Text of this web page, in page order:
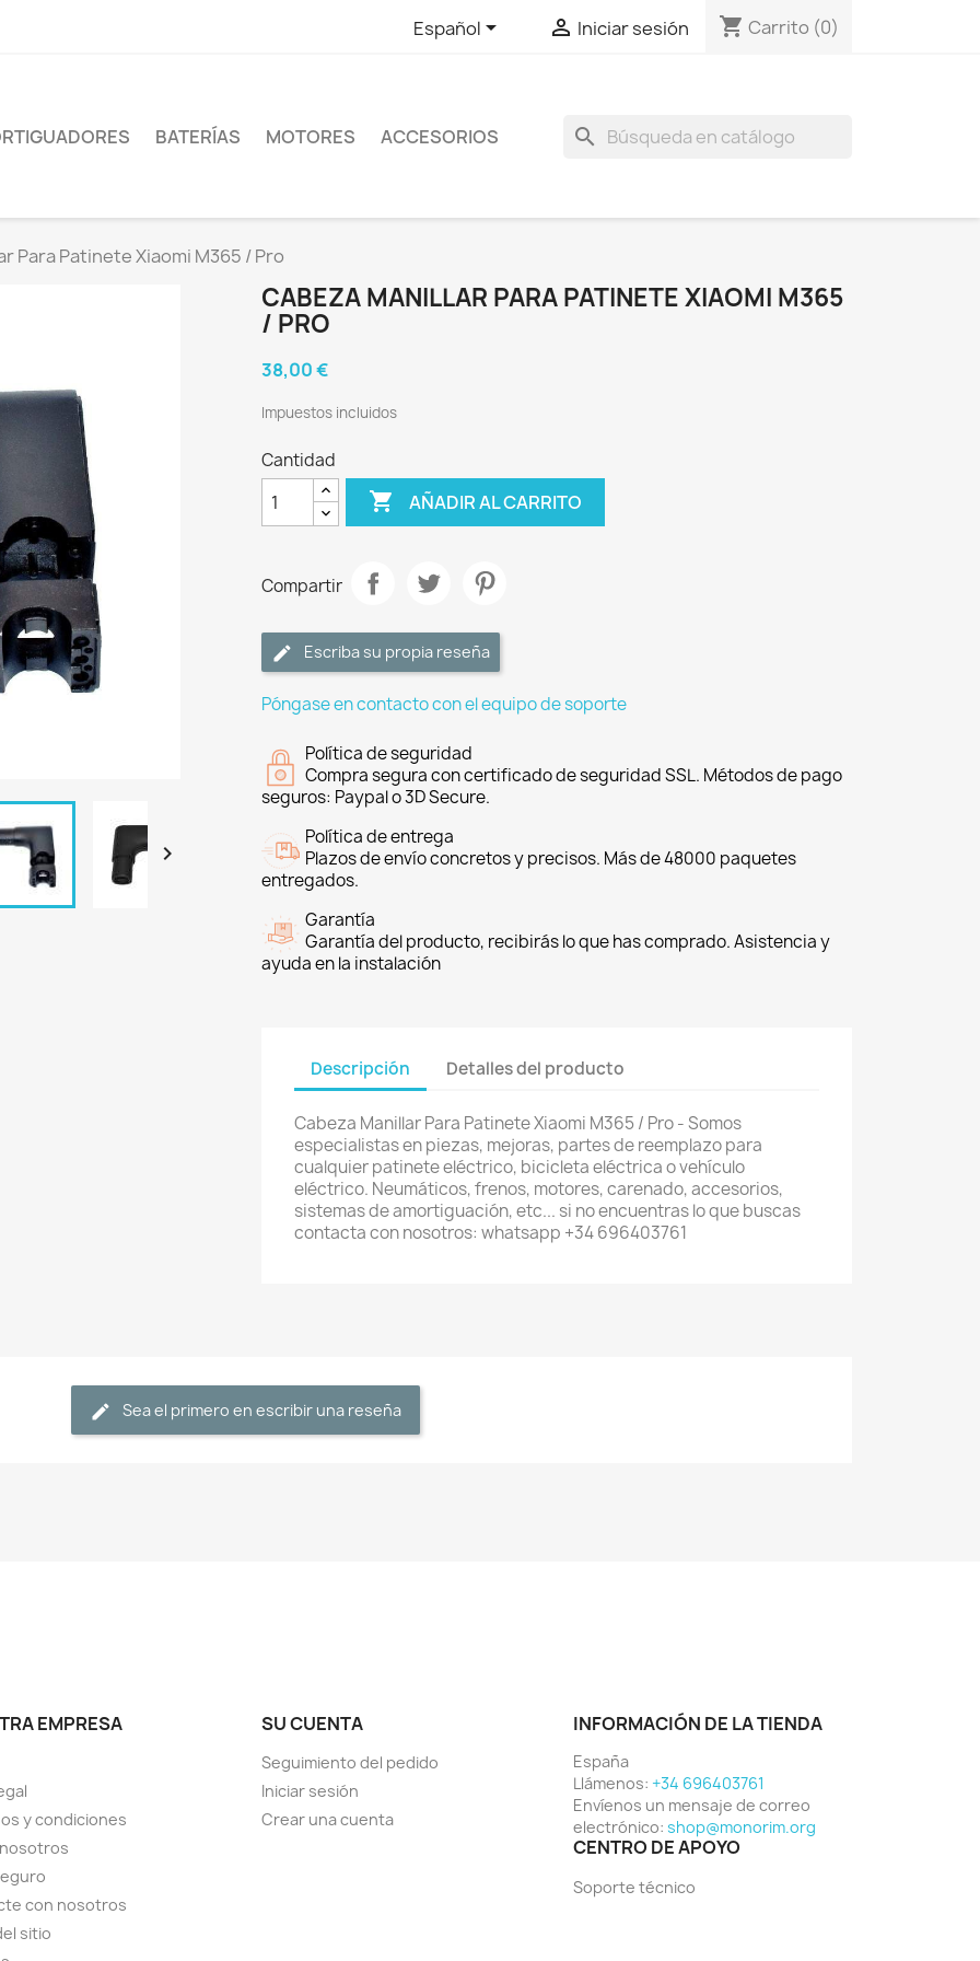
Español  Iniciar sesión shopping_cart Carrito (0)
BATERÍAS MOTORES ACCESORIOS search
Para Patinete Xiaomi M365 / Pro

CABEZA MANILLAR PARA PATINETE XIAOMI M365
/ PRO
38,00 €
Impuestos incluidos
Cantidad
 AÑADIR AL CARRITO
Compartir
Escriba su propia reseña
Póngase en contacto con el equipo de soporte
Política de seguridad
Compra segura con certificado de seguridad SSL. Métodos de pago
seguros: Paypal o 3D Secure.
Política de entrega
Plazos de envío concretos y precisos. Más de 48000 paquetes
entregados.
Garantía
Garantía del producto, recibirás lo que has comprado. Asistencia y
ayuda en la instalación
Descripción Detalles del producto
Cabeza Manillar Para Patinete Xiaomi M365 / Pro - Somos
especialistas en piezas, mejoras, partes de reemplazo para
cualquier patinete eléctrico, bicicleta eléctrica o vehículo
eléctrico. Neumáticos, frenos, motores, carenado, accesorios,
sistemas de amortiguación, etc... si no encuentras lo que buscas
contacta con nosotros: whatsapp +34 696403761
Sea el primero en escribir una reseña
EMPRESA
y condiciones
con nosotros
sitio
SU CUENTA
Seguimiento del pedido
Iniciar sesión
Crear una cuenta
INFORMACIÓN DE LA TIENDA
España
Llámenos: +34 696403761
Envíenos un mensaje de correo
electrónico: shop@monorim.org
CENTRO DE APOYO
Soporte técnico